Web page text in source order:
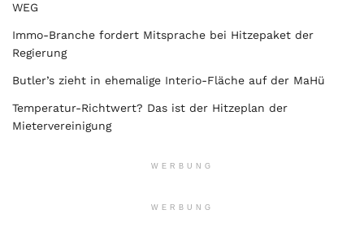
WEG
Immo-Branche fordert Mitsprache bei Hitzepaket der
Regierung
Butler’s zieht in ehemalige Interio-Fläche auf der MaHü
Temperatur-Richtwert? Das ist der Hitzeplan der
Mietervereinigung
WERBUNG
WERBUNG